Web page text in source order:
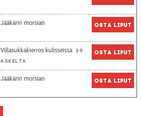
Jääkärin morsian Osta liput
Villasukkakierros kulisseissa 39
askelta
Osta liput
Jääkärin morsian Osta liput